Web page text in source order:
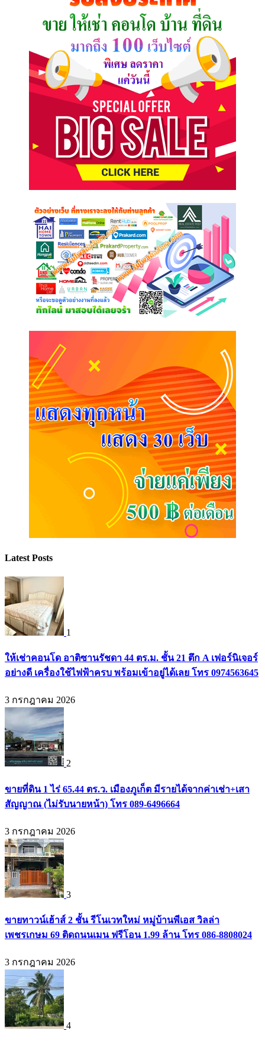
Latest Posts
1
ให้เช่าคอนโด อาติซานรัชดา 44 ตร.ม. ชั้น 21 ตึก A เฟอร์นิเจอร์
อย่างดี เครื่องใช้ไฟฟ้าครบ พร้อมเข้าอยู่ได้เลย โทร 0974563645
3 กรกฎาคม 2026
2
ขายที่ดิน 1 ไร่ 65.44 ตร.ว. เมืองภูเก็ต มีรายได้จากค่าเช่า+เสา
สัญญาณ (ไม่รับนายหน้า) โทร 089-6496664
3 กรกฎาคม 2026
3
ขายทาวน์เฮ้าส์ 2 ชั้น รีโนเวทใหม่ หมู่บ้านพีเอส วิลล่า
เพชรเกษม 69 ติดถนนเมน ฟรีโอน 1.99 ล้าน โทร 086-8808024
3 กรกฎาคม 2026
4